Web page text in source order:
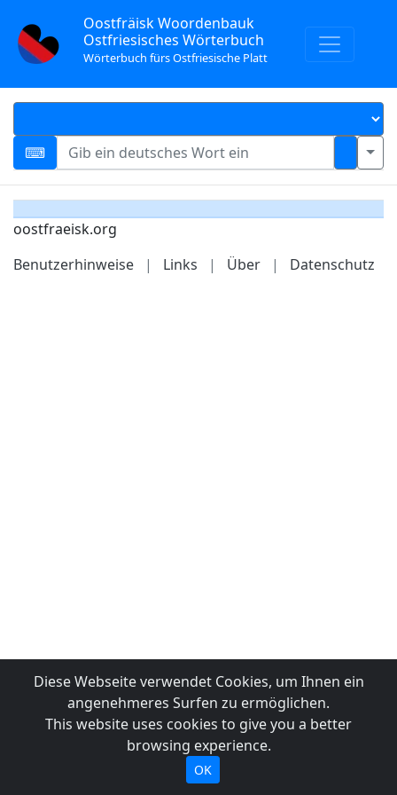
Oostfräisk Woordenbauk
Ostfriesisches Wörterbuch
Wörterbuch fürs Ostfriesische Platt
oostfraeisk.org
Benutzerhinweise
| Links | Über | Datenschutz
Diese Webseite verwendet Cookies, um Ihnen ein
angenehmeres Surfen zu ermöglichen.
This website uses cookies to give you a better
browsing experience.
OK